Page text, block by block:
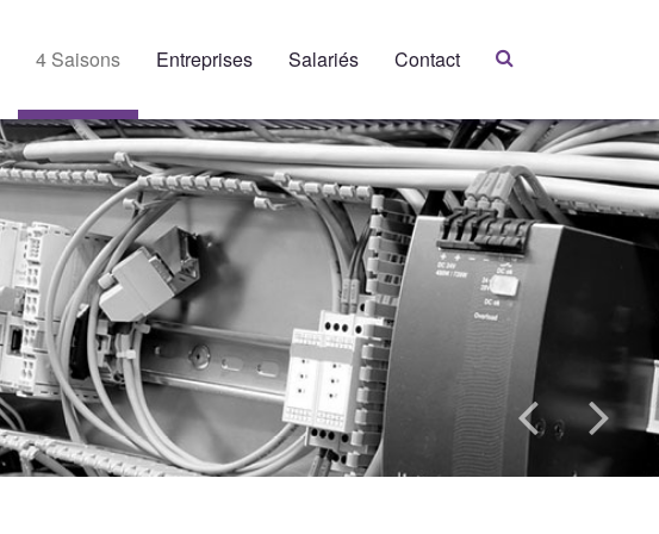
4 Saisons Entreprises Salariés Contact